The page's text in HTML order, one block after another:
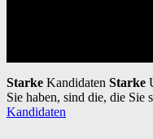
Starke Kandidaten Starke
Sie haben, sind die, die Sie
Kandidaten